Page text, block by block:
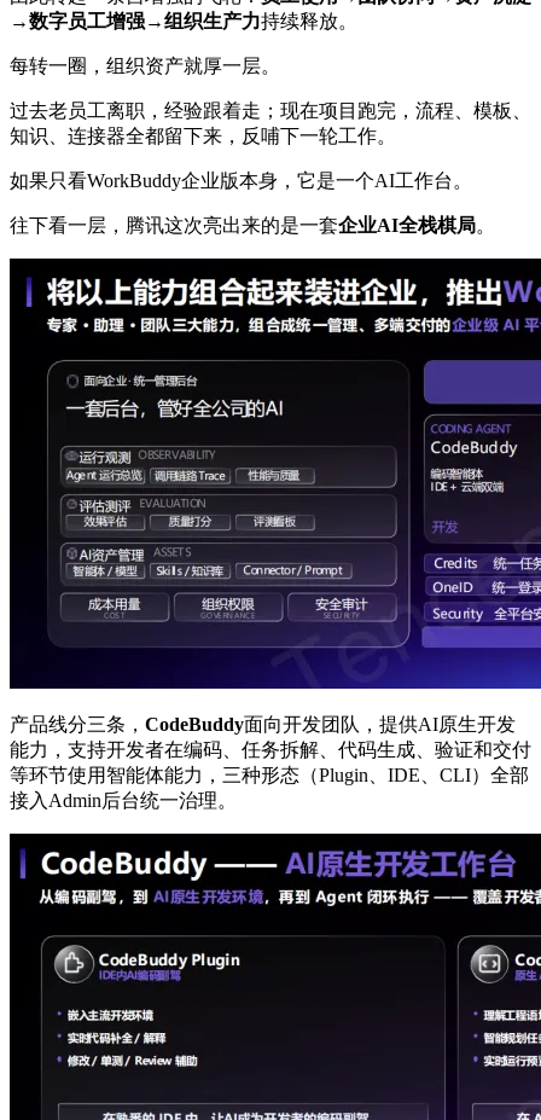
→数字员工增强→组织生产力持续释放。
每转一圈，组织资产就厚一层。
过去老员工离职，经验跟着走；现在项目跑完，流程、模板、
知识、连接器全都留下来，反哺下一轮工作。
如果只看WorkBuddy企业版本身，它是一个AI工作台。
往下看一层，腾讯这次亮出来的是一套企业AI全栈棋局。
产品线分三条， CodeBuddy面向开发团队，提供AI原生开发
能力，支持开发者在编码、任务拆解、代码生成、验证和交付
等环节使用智能体能力，三种形态（Plugin、IDE、CLI）全部
接入Admin后台统一治理。